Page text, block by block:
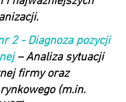
2 - Diagnoza pozycji
– Analiza sytuacji
firmy oraz
(m.in.